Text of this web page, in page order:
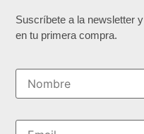
Suscríbete a la newsletter
en tu primera compra.